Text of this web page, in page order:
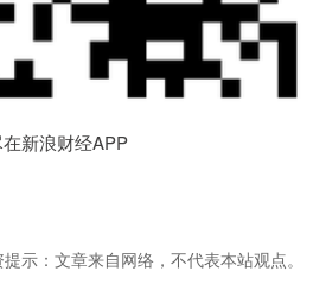
新浪财经APP
示：文章来自网络，不代表本站观点。